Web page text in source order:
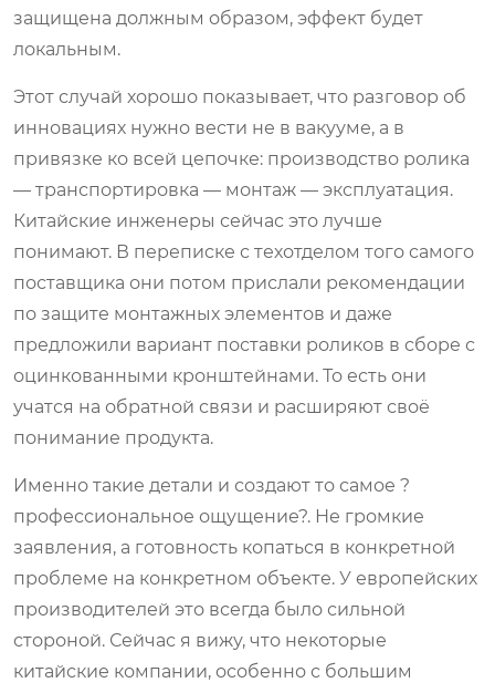
защищена должным образом, эффект будет
локальным.
Этот случай хорошо показывает, что разговор об
инновациях нужно вести не в вакууме, а в
привязке ко всей цепочке: производство ролика
— транспортировка — монтаж — эксплуатация.
Китайские инженеры сейчас это лучше
понимают. В переписке с техотделом того самого
поставщика они потом прислали рекомендации
по защите монтажных элементов и даже
предложили вариант поставки роликов в сборе с
оцинкованными кронштейнами. То есть они
учатся на обратной связи и расширяют своё
понимание продукта.
Именно такие детали и создают то самое ?
профессиональное ощущение?. Не громкие
заявления, а готовность копаться в конкретной
проблеме на конкретном объекте. У европейских
производителей это всегда было сильной
стороной. Сейчас я вижу, что некоторые
китайские компании, особенно с большим